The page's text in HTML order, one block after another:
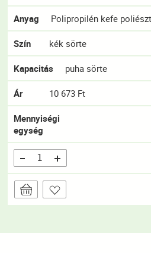
Anyag Polipropilén kefe
Szín kék sörte
Kapacitás puha sörte
Ár 10 673 Ft
Mennyiségi
egység